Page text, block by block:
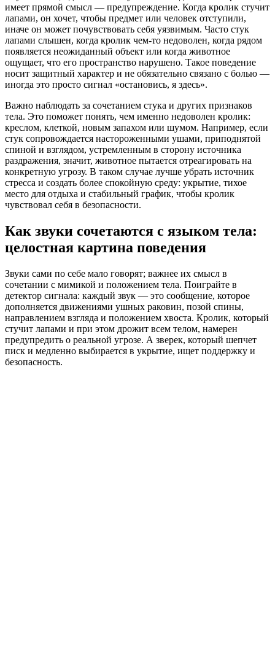
имеет прямой смысл — предупреждение. Когда кролик стучит
лапами, он хочет, чтобы предмет или человек отступили,
иначе он может почувствовать себя уязвимым. Часто стук
лапами слышен, когда кролик чем-то недоволен, когда рядом
появляется неожиданный объект или когда животное
ощущает, что его пространство нарушено. Такое поведение
носит защитный характер и не обязательно связано с болью —
иногда это просто сигнал «остановись, я здесь».
Важно наблюдать за сочетанием стука и других признаков
тела. Это поможет понять, чем именно недоволен кролик:
креслом, клеткой, новым запахом или шумом. Например, если
стук сопровождается настороженными ушами, приподнятой
спиной и взглядом, устремленным в сторону источника
раздражения, значит, животное пытается отреагировать на
конкретную угрозу. В таком случае лучше убрать источник
стресса и создать более спокойную среду: укрытие, тихое
место для отдыха и стабильный график, чтобы кролик
чувствовал себя в безопасности.
Как звуки сочетаются с языком тела:
целостная картина поведения
Звуки сами по себе мало говорят; важнее их смысл в
сочетании с мимикой и положением тела. Поиграйте в
детектор сигнала: каждый звук — это сообщение, которое
дополняется движениями ушных раковин, позой спины,
направлением взгляда и положением хвоста. Кролик, который
стучит лапами и при этом дрожит всем телом, намерен
предупредить о реальной угрозе. А зверек, который шепчет
писк и медленно выбирается в укрытие, ищет поддержку и
безопасность.